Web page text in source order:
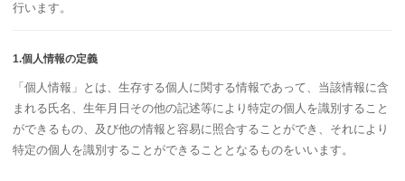
行います。
1.個人情報の定義
「個人情報」とは、生存する個人に関する情報であって、当該情報に含
まれる氏名、生年月日その他の記述等により特定の個人を識別すること
ができるもの、及び他の情報と容易に照合することができ、それにより
特定の個人を識別することができることとなるものをいいます。